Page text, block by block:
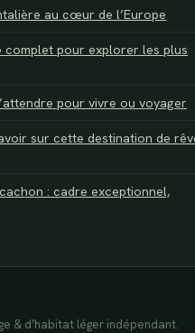
au cœur de l’Europe
complet pour explorer les plus
pour vivre ou voyager
sur cette destination de
: cadre exceptionnel,
& d’habitat léger indépendant.